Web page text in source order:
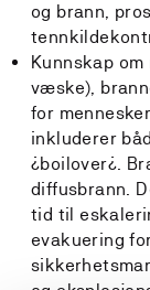
og brann,
Kunnskap
væske),
for
inkluderer
¿boilover¿.
diffusbrann.
tid til
evakuering